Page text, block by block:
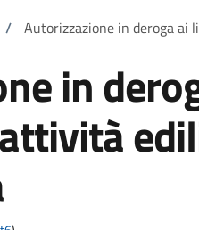
/ Autorizzazione in deroga
in